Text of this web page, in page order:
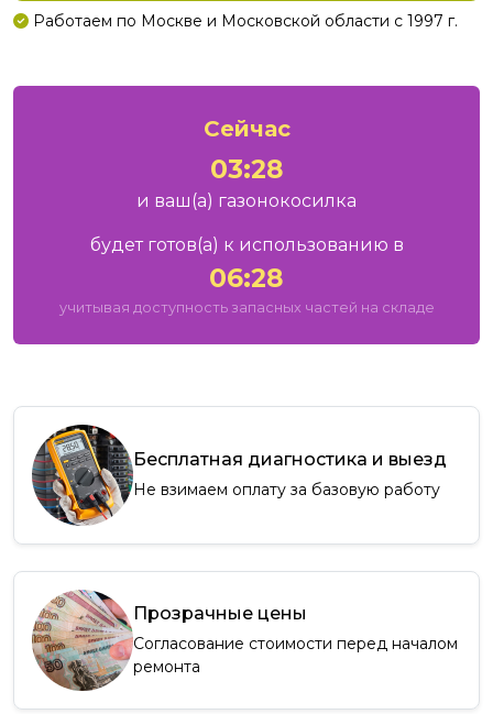
Работаем по Москве и Московской области с 1997 г.
Сейчас
03:28
и ваш(а) газонокосилка
будет готов(а) к использованию в
06:28
учитывая доступность запасных частей на складе
Бесплатная диагностика и выезд
Не взимаем оплату за базовую работу
Прозрачные цены
Согласование стоимости перед началом
ремонта